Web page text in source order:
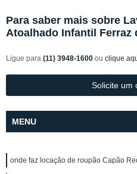
Para saber mais sobre
Atoalhado Infantil Ferraz
Ligue para (11) 3948-1600 ou clique
Solicite um
MENU
onde faz locação de roupão Capão